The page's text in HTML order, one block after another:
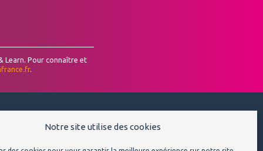
Notre site utilise des cookies
Learn. Pour connaître et
.